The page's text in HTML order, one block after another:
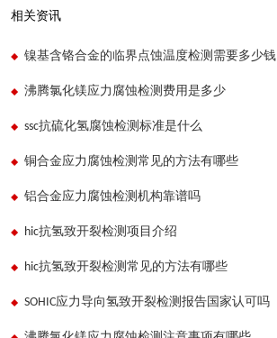
相关资讯
镍基含铬合金的临界点蚀温度检测需要多少钱
沸腾氯化镁应力腐蚀检测费用是多少
ssc抗硫化氢腐蚀检测标准是什么
铜合金应力腐蚀检测常见的方法有哪些
铝合金应力腐蚀检测机构靠谱吗
hic抗氢致开裂检测项目介绍
hic抗氢致开裂检测常见的方法有哪些
SOHIC应力导向氢致开裂检测报告国家认可吗